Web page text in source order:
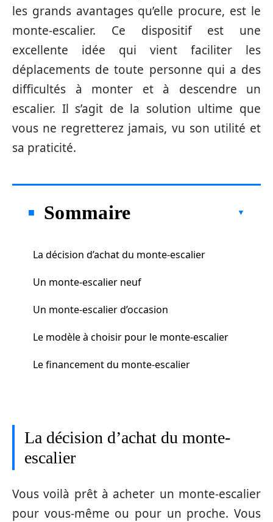
les grands avantages qu’elle procure, est le
monte-escalier. Ce dispositif est une
excellente idée qui vient faciliter les
déplacements de toute personne qui a des
difficultés à monter et à descendre un
escalier. Il s’agit de la solution ultime que
vous ne regretterez jamais, vu son utilité et
sa praticité.
Sommaire
La décision d’achat du monte-escalier
Un monte-escalier neuf
Un monte-escalier d’occasion
Le modèle à choisir pour le monte-escalier
Le financement du monte-escalier
La décision d’achat du monte-
escalier
Vous voilà prêt à acheter un monte-escalier
pour vous-même ou pour un proche. Vous